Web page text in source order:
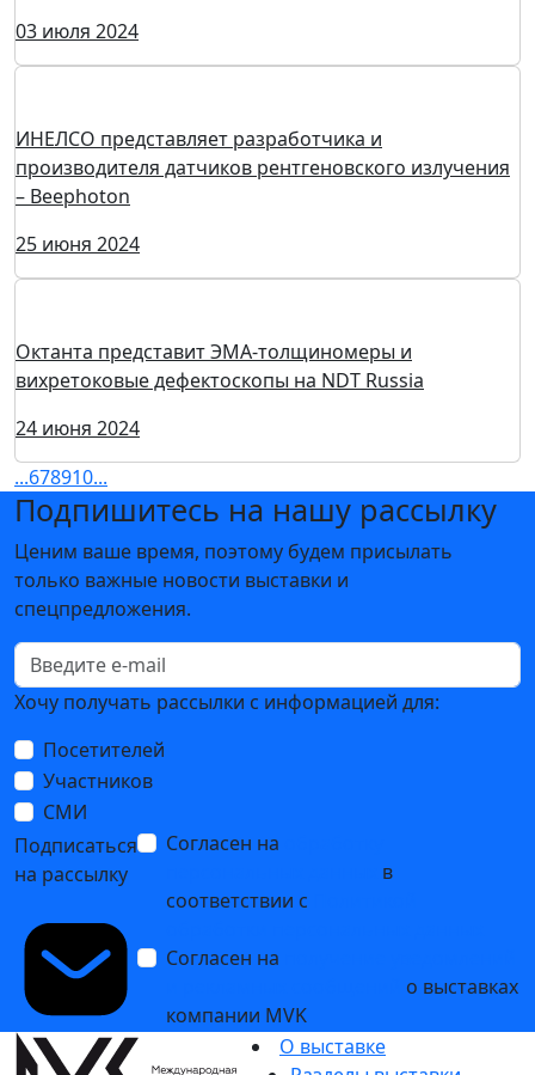
Оборудование «НаучСпецПрибор» на выставке NDT
Russia
«АктивТестГруп» представит универсальный
стационарный магнитопорошковый дефектоскоп
ЕрМаг 1000 СЛИМ
15 июля 2024
Интервью с генеральным директором ООО «НПК
«ЛУЧ» – Чуприным А.В.
03 июля 2024